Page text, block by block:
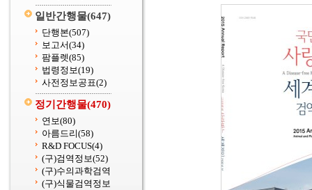
일반간행물(647)
단행본(507)
보고서(34)
팜플렛(85)
법령정보(19)
사전정보공표(2)
정기간행물(470)
연보(80)
아름드리(58)
R&D FOCUS(4)
(구)검역정보(52)
(구)수의과학검역
(구)식물검역정보